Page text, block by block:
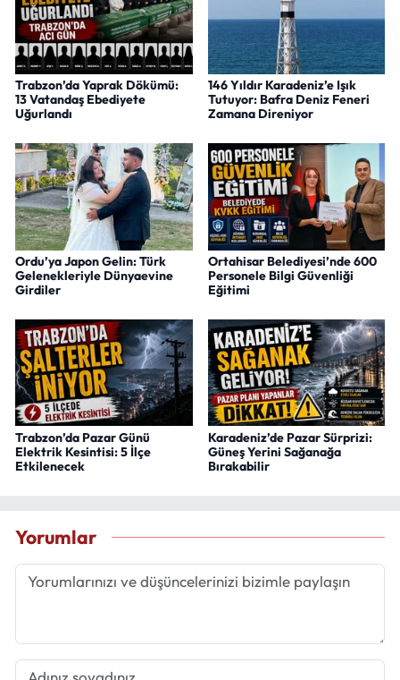
Trabzon’da Yaprak Dökümü:
13 Vatandaş Ebediyete
Uğurlandı
146 Yıldır Karadeniz’e Işık
Tutuyor: Bafra Deniz Feneri
Zamana Direniyor
Ordu’ya Japon Gelin: Türk
Gelenekleriyle Dünyaevine
Girdiler
Ortahisar Belediyesi’nde 600
Personele Bilgi Güvenliği
Eğitimi
Trabzon’da Pazar Günü
Elektrik Kesintisi: 5 İlçe
Etkilenecek
Karadeniz’de Pazar Sürprizi:
Güneş Yerini Sağanağa
Bırakabilir
Yorumlar